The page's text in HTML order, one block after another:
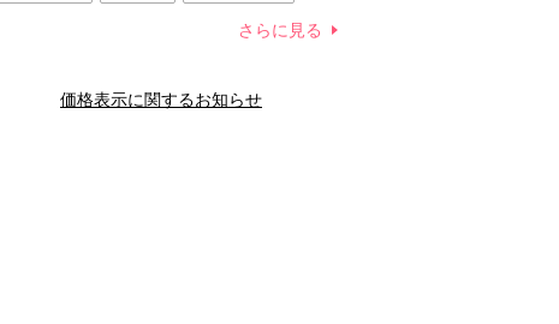
夫との関係
新津春子 どか食い
さらに見る
価格表示に関するお知らせ